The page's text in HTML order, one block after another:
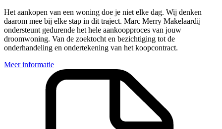
Het aankopen van een woning doe je niet elke dag. Wij denken
daarom mee bij elke stap in dit traject. Marc Merry Makelaardij
ondersteunt gedurende het hele aankoopproces van jouw
droomwoning. Van de zoektocht en bezichtiging tot de
onderhandeling en ondertekening van het koopcontract.
Meer informatie